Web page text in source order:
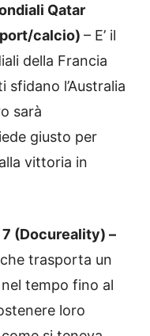
Qatar
calcio) – E’ il
della Francia
l’Australia
sarà
giusto per
vittoria in
7 (Docureality) –
trasporta un
tempo fino al
loro